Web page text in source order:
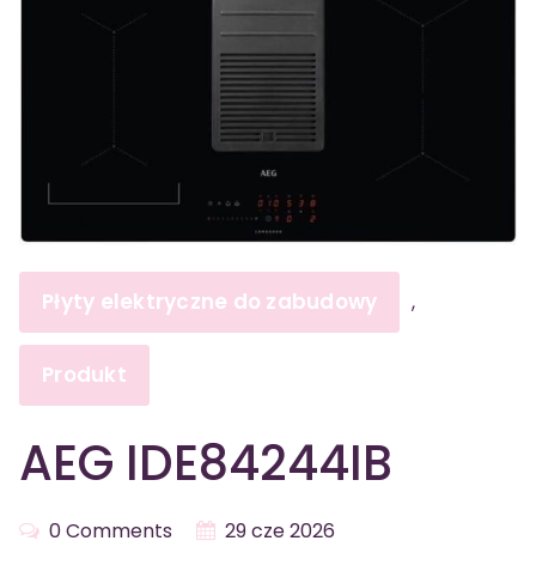
Płyty elektryczne do zabudowy ,
Produkt
AEG IDE84244IB
0 Comments 29 cze 2026